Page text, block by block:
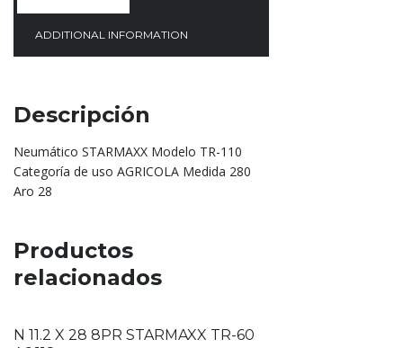
ADDITIONAL INFORMATION
Descripción
Neumático STARMAXX Modelo TR-110
Categoría de uso AGRICOLA Medida 280
Aro 28
Productos
relacionados
N 11.2 X 28 8PR STARMAXX TR-60